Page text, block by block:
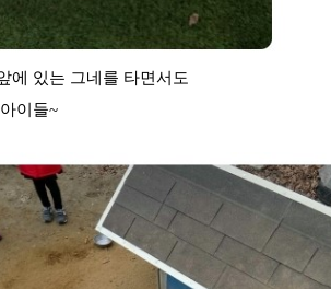
에 있는 그네를 타면서도
이들~